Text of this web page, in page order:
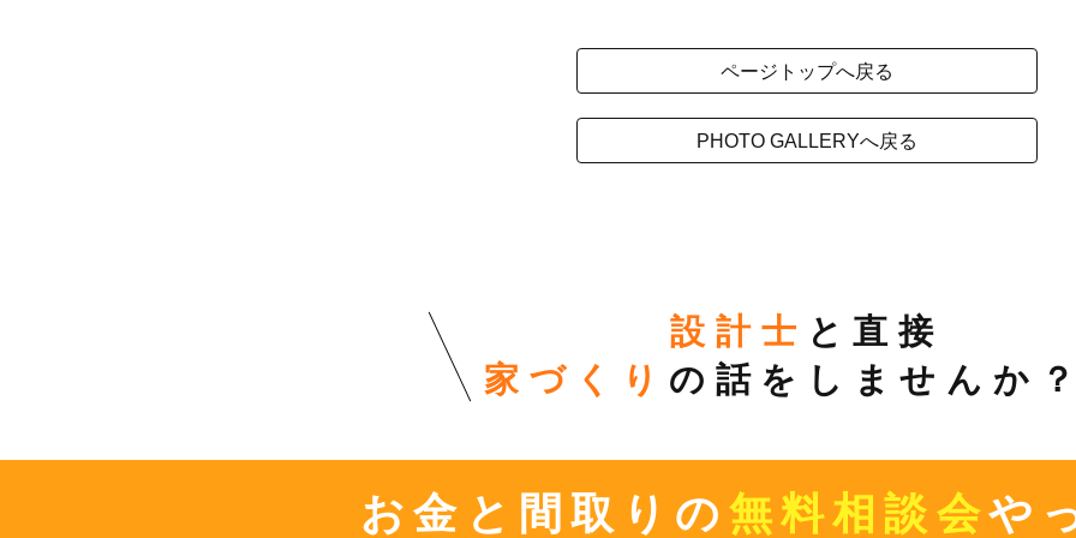
ページトップへ戻る
PHOTO GALLERYへ戻る
設計士 と直接
家づくり の話をしませんか？
お金と間取りの 無料相談会や